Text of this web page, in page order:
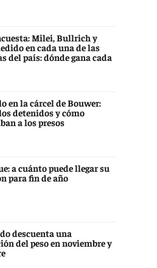
Milei, Bullrich y
en cada una de las
del país: dónde gana cada
en la cárcel de Bouwer:
detenidos y cómo
a los presos
a cuánto puede llegar su
para fin de año
descuenta una
del peso en noviembre y